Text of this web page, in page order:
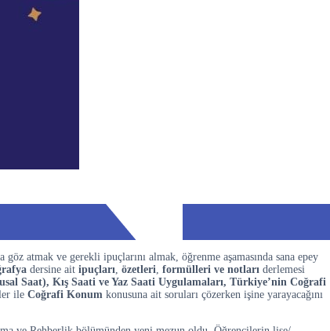
atmak ve gerekli ipuçlarını almak, öğrenme aşamasında sana epey
dersine ait ipuçları özetleri formülleri ve notları derlemesi
Saat), Kış Saati ve Yaz Saati Uygulamaları, Türkiye’nin Coğrafi
ile Coğrafi Konum konusuna ait soruları çözerken işine yarayacağını